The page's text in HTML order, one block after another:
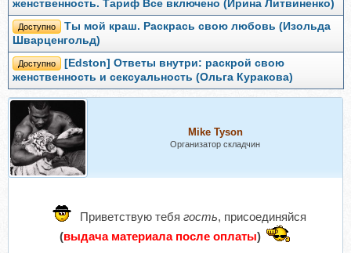
женственность. Тариф Все включено (Ирина Литвиненко)
Доступно
Ты мой краш. Раскрась свою любовь (Изольда
Шварценгольд)
Доступно
[Edston] Ответы внутри: раскрой свою
женственность и сексуальность (Ольга Куракова)
Mike Tyson
Организатор складчин
Приветствую тебя гость, присоединяйся
(выдача материала после оплаты)